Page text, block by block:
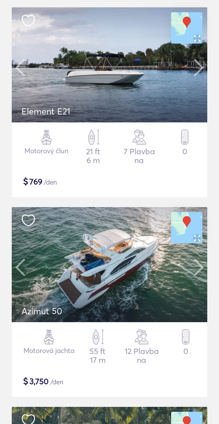
Element E21
Motorový člun
21 ft
6 m
7 Plavba
na
0
$769 /den
Azimut 50
Motorová jachta
55 ft
17 m
12 Plavba
na
0
$3,750 /den